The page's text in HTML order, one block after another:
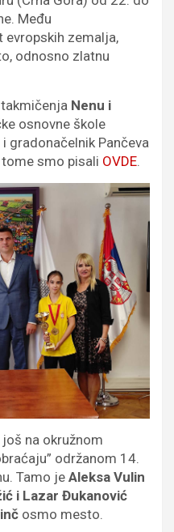
Među
evropskih zemalja,
odnosno zlatnu
Nenu i
osnovne škole
gradonačelnik Pančeva
smo pisali OVDE.
na okružnom
održanom 14.
Tamo je Aleksa Vulin
i Lazar Đukanović
osmo mesto.